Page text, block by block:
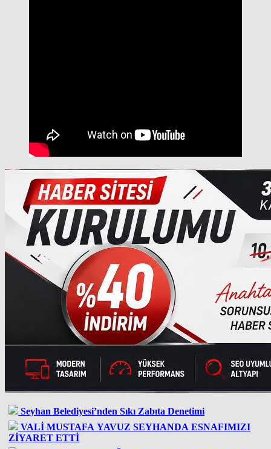
Seyhan Belediyesi’nden Sıkı Zabıta Denetimi
VALİ MUSTAFA YAVUZ SEYHANDA ESNAFIMIZI
ZİYARET ETTİ